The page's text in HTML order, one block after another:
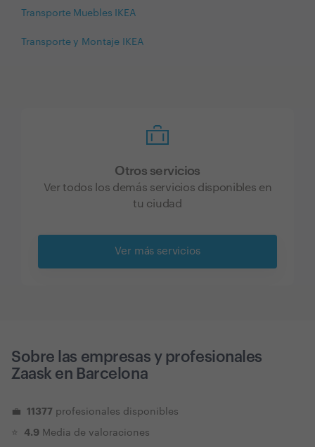
Transporte Muebles IKEA
Transporte y Montaje IKEA
Otros servicios
Ver todos los demás servicios disponibles en
tu ciudad
Ver más servicios
Sobre las empresas y profesionales
Zaask en Barcelona
💼 11377 profesionales disponibles
⭐️ 4.9 Media de valoraciones